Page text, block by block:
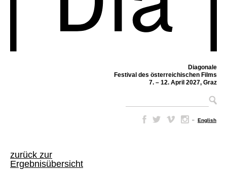
Diagonale
Festival des österreichischen Films
7. – 12. April 2027, Graz
– English
zurück zur
Ergebnisübersicht